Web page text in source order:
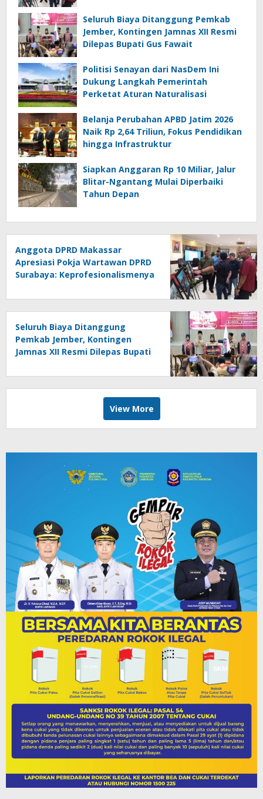
Seluruh Biaya Ditanggung Pemkab
Jember, Kontingen Jamnas XII Resmi
Dilepas Bupati Gus Fawait
Politisi Senayan dari NasDem Ini
Dukung Langkah Pemerintah
Perketat Aturan Naturalisasi
Belanja Perubahan APBD Jatim 2026
Naik Rp 2,64 Triliun, Fokus Pendidikan
hingga Infrastruktur
Siapkan Anggaran Rp 10 Miliar, Jalur
Blitar-Ngantang Mulai Diperbaiki
Tahun Depan
Anggota DPRD Makassar
Apresiasi Pokja Wartawan DPRD
Surabaya: Keprofesionalismenya
Seluruh Biaya Ditanggung
Pemkab Jember, Kontingen
Jamnas XII Resmi Dilepas Bupati
View More